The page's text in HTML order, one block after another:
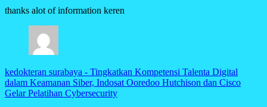
thanks alot of information keren
kedokteran surabaya - Tingkatkan Kompetensi Talenta Digital
dalam Keamanan Siber, Indosat Ooredoo Hutchison dan Cisco
Gelar Pelatihan Cybersecurity